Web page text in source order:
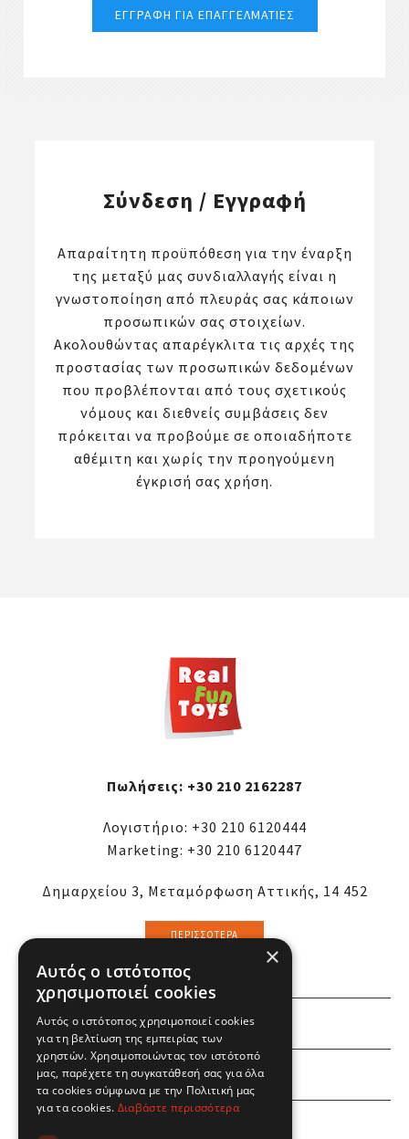
Σύνδεση / Εγγραφή
Απαραίτητη προϋπόθεση για την έναρξη
της μεταξύ μας συνδιαλλαγής είναι η
γνωστοποίηση από πλευράς σας κάποιων
προσωπικών σας στοιχείων.
Ακολουθώντας απαρέγκλιτα τις αρχές της
προστασίας των προσωπικών δεδομένων
που προβλέπονται από τους σχετικούς
νόμους και διεθνείς συμβάσεις δεν
πρόκειται να προβούμε σε οποιαδήποτε
αθέμιτη και χωρίς την προηγούμενη
έγκρισή σας χρήση.
Πωλήσεις: +30 210 2162287
Λογιστήριο: +30 210 6120444
Marketing: +30 210 6120447
Δημαρχείου 3, Μεταμόρφωση Αττικής, 14 452
ΠΕΡΙΣΣΌΤΕΡΑ
ΕΜΕΙΣ
ΕΣΕΙΣ
×
Αυτός ο ιστότοπος
χρησιμοποιεί cookies
Αυτός ο ιστότοπος χρησιμοποιεί cookies
για τη βελτίωση της εμπειρίας των
χρηστών. Χρησιμοποιώντας τον ιστότοπό
μας, παρέχετε τη συγκατάθεσή σας για όλα
τα cookies σύμφωνα με την Πολιτική μας
για τα cookies. Διαβάστε περισσότερα